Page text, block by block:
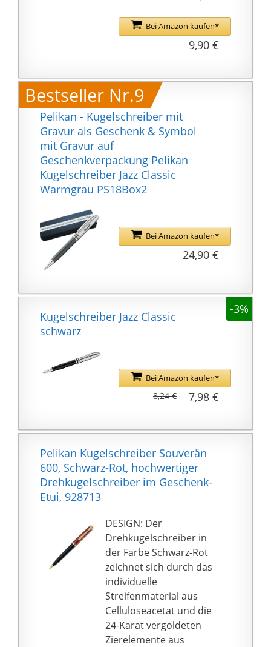
Bei Amazon kaufen*
9,90 €
Bestseller Nr.9
Pelikan - Kugelschreiber mit
Gravur als Geschenk & Symbol
mit Gravur auf
Geschenkverpackung Pelikan
Kugelschreiber Jazz Classic
Warmgrau PS18Box2
Bei Amazon kaufen*
24,90 €
-3%
Kugelschreiber Jazz Classic
schwarz
Bei Amazon kaufen*
7,98 €
8,24 €
Pelikan Kugelschreiber Souverän
600, Schwarz-Rot, hochwertiger
Drehkugelschreiber im Geschenk-
Etui, 928713
DESIGN: Der
Drehkugelschreiber in
der Farbe Schwarz-Rot
zeichnet sich durch das
individuelle
Streifenmaterial aus
Celluloseacetat und die
24-Karat vergoldeten
Zierelemente aus